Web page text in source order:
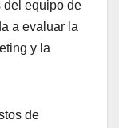
del equipo de
a evaluar la
y la
de